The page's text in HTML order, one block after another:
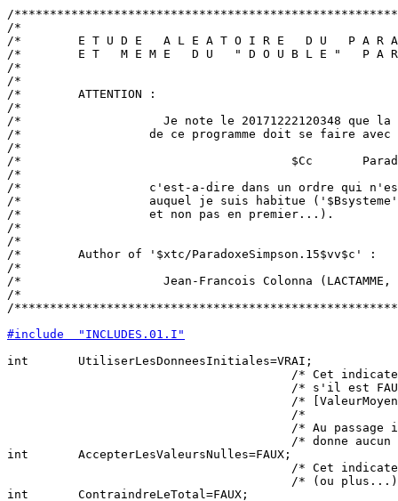
/
/*
/*        E T U D E   A L E A T O I R E   D U
/*        E T   M E M E   D U   " D O U B L E "
/*
/*
/*        ATTENTION :
/*
/*                    Je note le
/*                  de ce programme doit se
/*
/*                                      $Cc
/*
/*                  c'est-a-dire dans un ordre
/*                  auquel je suis habitue
/*                  et non pas en
/*
/*
/*        Author of '$xtc/
/*
/*                    Jean-Francois Colonna
/*
/
#include  "INCLUDES.01.I"
int       UtiliserLesDonneesInitiales=VRAI;
/* Cet
/* s'il est
/*
/*
/* Au passage
/* donne
int       AccepterLesValeursNulles=FAUX;
/* Cet
/* (ou
int       ContraindreLeTotal=FAUX;